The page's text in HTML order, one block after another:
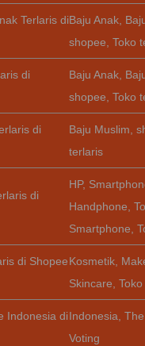
Terlaris diBaju Anak,
shopee, Toko
di
Baju Anak,
shopee, Toko
di
Baju Muslim,
terlaris
di
HP,
Handphone,
Smartphone,
di ShopeeKosmetik,
Skincare,
Indonesia diIndonesia,
Voting